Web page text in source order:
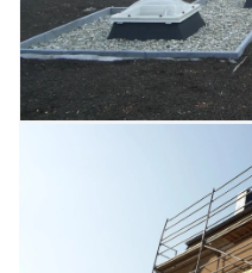
devise à laquelle nous
des Artisans est
domaine de l’artisanat du
résultat de longues années
administratifs, des
Nous disposons d’un parc
pointe de la technologie.
notre site internet :